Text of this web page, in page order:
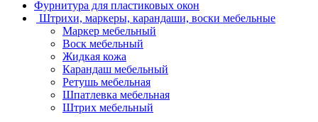
Фурнитура для пластиковых окон
Штрихи, маркеры, карандаши, воски мебельные
Маркер мебельный
Воск мебельный
Жидкая кожа
Карандаш мебельный
Ретушь мебельная
Шпатлевка мебельная
Штрих мебельный